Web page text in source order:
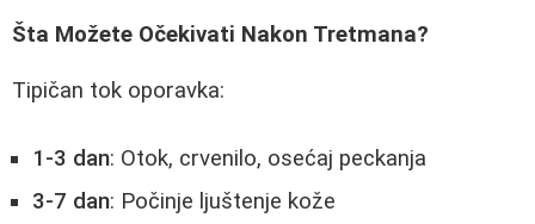
Šta Možete Očekivati Nakon Tretmana?
Tipičan tok oporavka:
1-3 dan: Otok, crvenilo, osećaj peckanja
3-7 dan: Počinje ljuštenje kože